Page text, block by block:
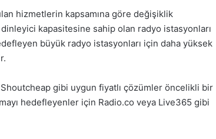
hizmetlerin kapsamına göre değişiklik
kapasitesine sahip olan radyo istasyonları
büyük radyo istasyonları için daha yüksek
gibi uygun fiyatlı çözümler öncelikli bir
hedefleyenler için Radio.co veya Live365 gibi